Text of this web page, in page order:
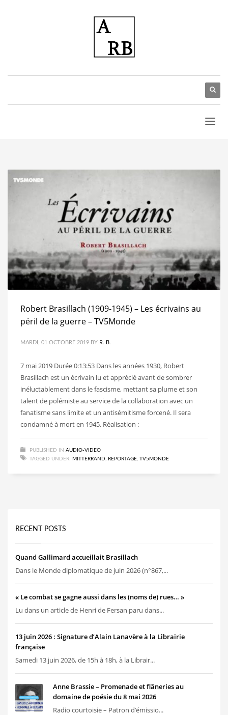
Robert Brasillach (1909-1945) – Les écrivains au
péril de la guerre – TV5Monde
MARDI, 01 OCTOBRE 2019 BY R. B.
7 mai 2019 Durée 0:13:53 Dans les années 1930, Robert
Brasillach est un écrivain lu et apprécié avant de sombrer
inéluctablement dans le fascisme, mettant sa plume et son
talent de polémiste au service de la collaboration avec un
fanatisme sans limite et un antisémitisme forcené. Il sera
condamné à mort en 1945. Réalisation :
PUBLISHED IN AUDIO-VIDEO
TAGGED UNDER: MITTERRAND REPORTAGE TV5MONDE
RECENT POSTS
Quand Gallimard accueillait Brasillach
Dans le Monde diplomatique de juin 2026 (n°867,...
« Le combat se gagne aussi dans les (noms de) rues… »
Lu dans un article de Henri de Fersan paru dans...
13 juin 2026 : Signature d’Alain Lanavère à la Librairie
française
Samedi 13 juin 2026, de 15h à 18h, à la Librair...
Anne Brassie – Promenade et flâneries au
domaine de poésie du 8 mai 2026
Radio courtoisie – Patron d’émissio...